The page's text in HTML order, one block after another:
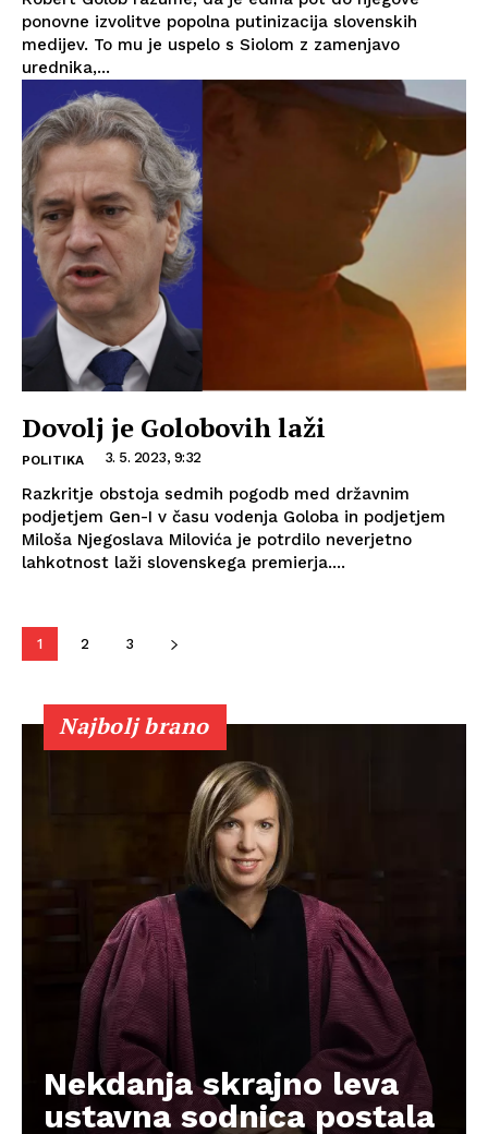
ponovne izvolitve popolna putinizacija slovenskih
medijev. To mu je uspelo s Siolom z zamenjavo
urednika,...
Dovolj je Golobovih laži
POLITIKA 3. 5. 2023, 9:32
Razkritje obstoja sedmih pogodb med državnim
podjetjem Gen-I v času vodenja Goloba in podjetjem
Miloša Njegoslava Milovića je potrdilo neverjetno
lahkotnost laži slovenskega premierja....
1 2 3
Najbolj brano
Nekdanja skrajno leva
ustavna sodnica postala